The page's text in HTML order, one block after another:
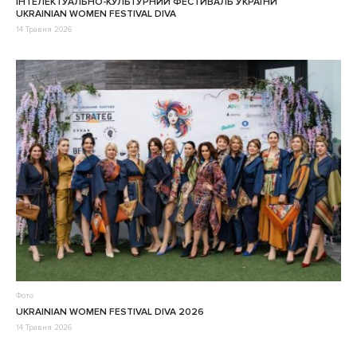
UKRAINIAN WOMEN FESTIVAL DIVA
14 Травня 2026
Фото
UKRAINIAN WOMEN FESTIVAL DIVA 2026
14 Травня 2026